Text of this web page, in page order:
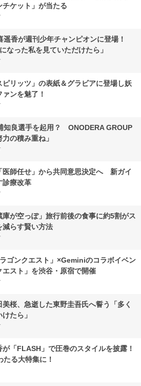
チケット」が当たる
遥香が週刊少年チャンピオンに登場！
なった私を見ていただけたら」
ピリッツ」の表紙＆グラビアに登場し妖
ンを魅了！
知良選手を起用？ ONODERA GROUP
の積み重ね」
医師任せ」から共同意思決定へ 新ガイ
診療改革
庫が空っぽ」旅行前後の食事に約5割がス
らす賢い方法
ゴンクエスト」×Geminiのコラボイベン
エスト」を渋谷・原宿で開催
桜、急逝した東野圭吾氏へ誓う「多く
たら」
「FLASH」で圧巻のスタイルを披露！
る大特集に！